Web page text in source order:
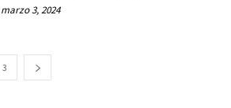
marzo 3, 2024
3